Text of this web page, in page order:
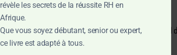
la Direction de la Transformation et du Digital
révèle les secrets de la réussite RH en
Afrique.
Que vous soyez débutant, senior ou expert,
ce livre est adapté à tous.